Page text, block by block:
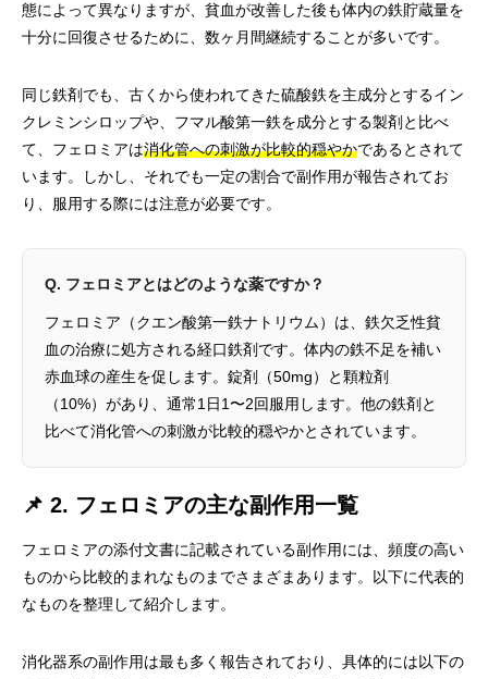
態によって異なりますが、貧血が改善した後も体内の鉄貯蔵量を
十分に回復させるために、数ヶ月間継続することが多いです。
同じ鉄剤でも、古くから使われてきた硫酸鉄を主成分とするイン
クレミンシロップや、フマル酸第一鉄を成分とする製剤と比べ
て、フェロミアは消化管への刺激が比較的穏やかであるとされて
います。しかし、それでも一定の割合で副作用が報告されてお
り、服用する際には注意が必要です。
Q. フェロミアとはどのような薬ですか？
フェロミア（クエン酸第一鉄ナトリウム）は、鉄欠乏性貧
血の治療に処方される経口鉄剤です。体内の鉄不足を補い
赤血球の産生を促します。錠剤（50mg）と顆粒剤
（10%）があり、通常1日1〜2回服用します。他の鉄剤と
比べて消化管への刺激が比較的穏やかとされています。
📌 2. フェロミアの主な副作用一覧
フェロミアの添付文書に記載されている副作用には、頻度の高い
ものから比較的まれなものまでさまざまあります。以下に代表的
なものを整理して紹介します。
消化器系の副作用は最も多く報告されており、具体的には以下の